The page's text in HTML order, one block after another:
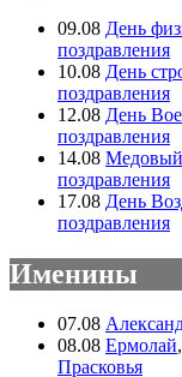
09.08 День
поздравления
10.08 День
поздравления
12.08 День
поздравления
14.08
поздравления
17.08 День
поздравления
Именины
07.08
08.08 Ермолай,
Прасковья